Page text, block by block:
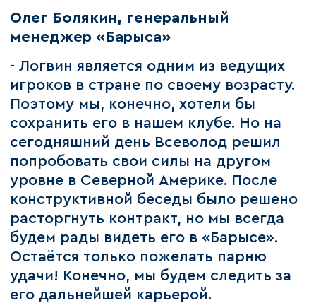
Олег Болякин, генеральный
менеджер «Барыса»
- Логвин является одним из ведущих
игроков в стране по своему возрасту.
Поэтому мы, конечно, хотели бы
сохранить его в нашем клубе. Но на
сегодняшний день Всеволод решил
попробовать свои силы на другом
уровне в Северной Америке. После
конструктивной беседы было решено
расторгнуть контракт, но мы всегда
будем рады видеть его в «Барысе».
Остаётся только пожелать парню
удачи! Конечно, мы будем следить за
его дальнейшей карьерой.